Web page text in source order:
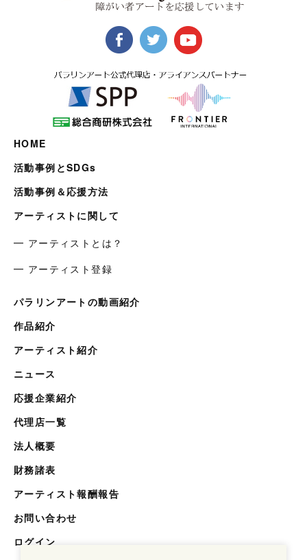
HOME
活動事例とSDGs
活動事例＆応援方法
アーティストに関して
━ アーティストとは？
━ アーティスト登録
パラリンアートの動画紹介
作品紹介
アーティスト紹介
ニュース
応援企業紹介
代理店一覧
法人概要
財務諸表
アーティスト報酬報告
お問い合わせ
ログイン